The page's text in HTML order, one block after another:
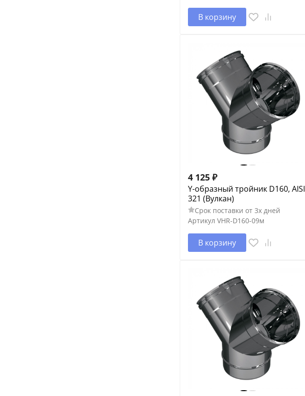
В корзину
4 125 ₽
Y-образный тройник D160, AISI
321 (Вулкан)
Срок поставки от 3х дней
Артикул VHR-D160-09м
В корзину